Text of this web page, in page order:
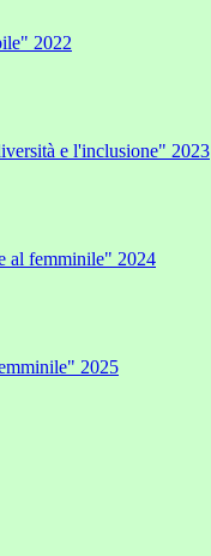
2022
e l'inclusione" 2023
al femminile" 2024
2025